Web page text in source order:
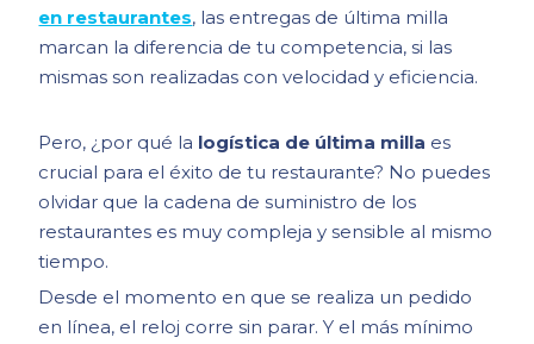
en restaurantes, las entregas de última milla
marcan la diferencia de tu competencia, si las
mismas son realizadas con velocidad y eficiencia.
Pero, ¿por qué la logística de última milla es
crucial para el éxito de tu restaurante? No puedes
olvidar que la cadena de suministro de los
restaurantes es muy compleja y sensible al mismo
tiempo.
Desde el momento en que se realiza un pedido
en línea, el reloj corre sin parar. Y el más mínimo